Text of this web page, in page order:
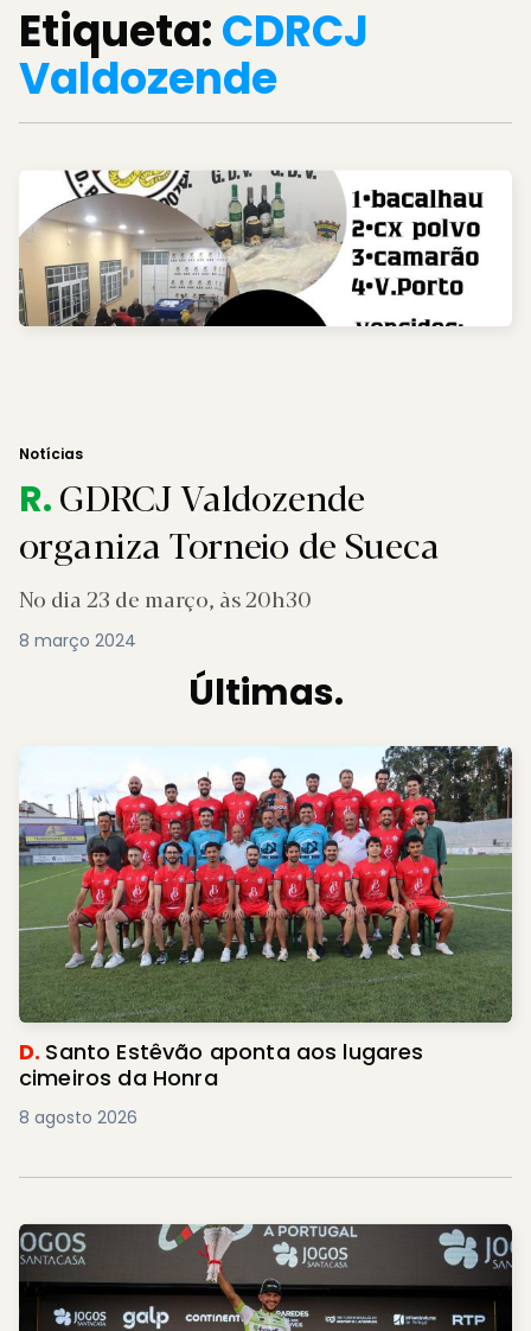
Etiqueta:CDRCJ
Valdozende
Notícias
R.GDRCJ Valdozende
organiza Torneio de Sueca
No dia 23 de março, às 20h30
8 março 2024
Últimas.
D. Santo Estêvão aponta aos lugares
cimeiros da Honra
8 agosto 2026